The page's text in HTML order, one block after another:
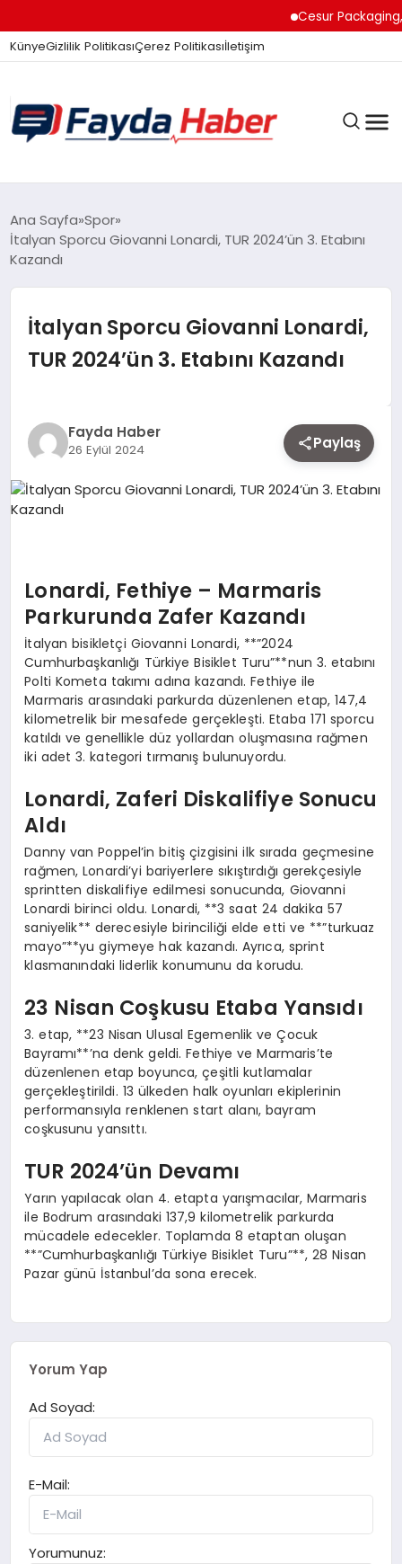
Cesur Packaging,
KünyeGizlilik PolitikasıÇerez Politikasıİletişim
GÜNDEM
TEKNOLOJI
SIYASET
YAŞAM
DÜNYA
SAĞLIK
EĞITIM
Ana Sayfa Spor
İtalyan Sporcu Giovanni Lonardi, TUR 2024’ün 3. Etabını
Kazandı
İtalyan Sporcu Giovanni Lonardi,
TUR 2024’ün 3. Etabını Kazandı
Fayda Haber
26 Eylül 2024 Paylaş
Lonardi, Fethiye – Marmaris
Parkurunda Zafer Kazandı
İtalyan bisikletçi Giovanni Lonardi, **”2024
Cumhurbaşkanlığı Türkiye Bisiklet Turu”**nun 3. etabını
Polti Kometa takımı adına kazandı. Fethiye ile
Marmaris arasındaki parkurda düzenlenen etap, 147,4
kilometrelik bir mesafede gerçekleşti. Etaba 171 sporcu
katıldı ve genellikle düz yollardan oluşmasına rağmen
iki adet 3. kategori tırmanış bulunuyordu.
Lonardi, Zaferi Diskalifiye Sonucu
Aldı
Danny van Poppel’in bitiş çizgisini ilk sırada geçmesine
rağmen, Lonardi’yi bariyerlere sıkıştırdığı gerekçesiyle
sprintten diskalifiye edilmesi sonucunda, Giovanni
Lonardi birinci oldu. Lonardi, **3 saat 24 dakika 57
saniyelik** derecesiyle birinciliği elde etti ve **”turkuaz
mayo”**yu giymeye hak kazandı. Ayrıca, sprint
klasmanındaki liderlik konumunu da korudu.
23 Nisan Coşkusu Etaba Yansıdı
3. etap, **23 Nisan Ulusal Egemenlik ve Çocuk
Bayramı**’na denk geldi. Fethiye ve Marmaris’te
düzenlenen etap boyunca, çeşitli kutlamalar
gerçekleştirildi. 13 ülkeden halk oyunları ekiplerinin
performansıyla renklenen start alanı, bayram
coşkusunu yansıttı.
TUR 2024’ün Devamı
Yarın yapılacak olan 4. etapta yarışmacılar, Marmaris
ile Bodrum arasındaki 137,9 kilometrelik parkurda
mücadele edecekler. Toplamda 8 etaptan oluşan
**”Cumhurbaşkanlığı Türkiye Bisiklet Turu”**, 28 Nisan
Pazar günü İstanbul’da sona erecek.
Yorum Yap
Ad Soyad:
E-Mail:
Yorumunuz: